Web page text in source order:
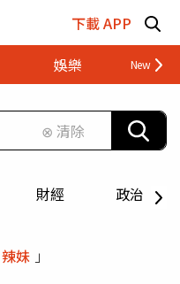
下載 APP
娛樂 財經
⊗ 清除
財經 政治
辣妹 」